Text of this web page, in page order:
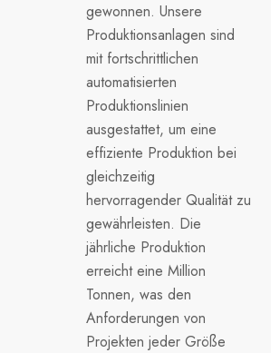
gewonnen. Unsere
Produktionsanlagen sind
mit fortschrittlichen
automatisierten
Produktionslinien
ausgestattet, um eine
effiziente Produktion bei
gleichzeitig
hervorragender Qualität zu
gewährleisten. Die
jährliche Produktion
erreicht eine Million
Tonnen, was den
Anforderungen von
Projekten jeder Größe